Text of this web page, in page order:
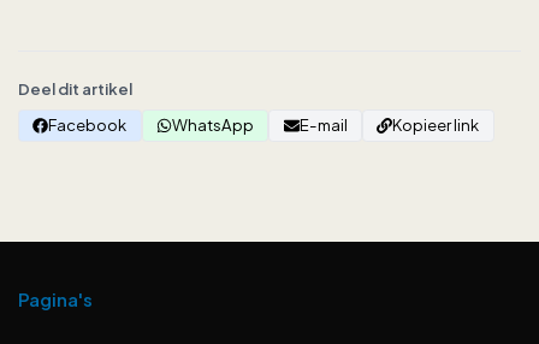
Deel dit artikel
Facebook
WhatsApp E-mail Kopieer link
Pagina's